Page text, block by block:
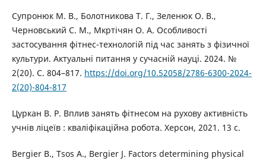
Супронюк М. В., Болотникова Т. Г., Зеленюк О. В.,
Черновський С. М., Мкртічян О. А. Особливості
застосування фітнес-технологій під час занять з фізичної
культури. Актуальні питання у сучасній науці. 2024. №
2(20). С. 804–817. https://doi.org/10.52058/2786-6300-2024-
2(20)-804-817
Цуркан В. Р. Вплив занять фітнесом на рухову активність
учнів ліцеїв : кваліфікаційна робота. Херсон, 2021. 13 с.
Bergier B., Tsos A., Bergier J. Factors determining physical